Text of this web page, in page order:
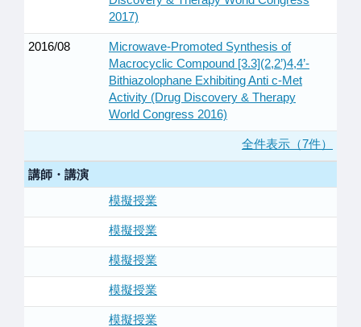
2017)
2016/08
Microwave-Promoted Synthesis of
Macrocyclic Compound [3.3](2,2’)4,4’-
Bithiazolophane Exhibiting Anti c-Met
Activity (Drug Discovery & Therapy
World Congress 2016)
全件表示（7件）
講師・講演
模擬授業
模擬授業
模擬授業
模擬授業
模擬授業